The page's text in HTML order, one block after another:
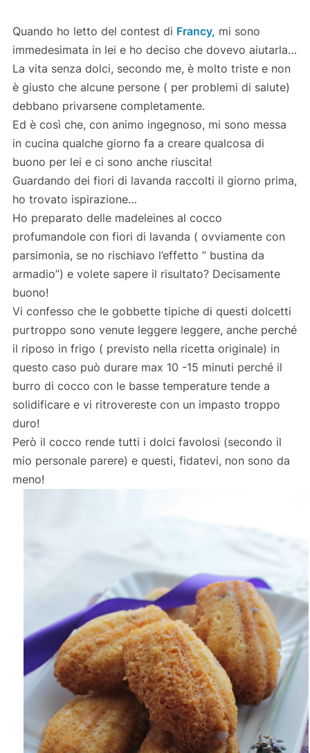
Quando ho letto del contest di Francy, mi sono
immedesimata in lei e ho deciso che dovevo aiutarla…
La vita senza dolci, secondo me, è molto triste e non
è giusto che alcune persone ( per problemi di salute)
debbano privarsene completamente.
Ed è così che, con animo ingegnoso, mi sono messa
in cucina qualche giorno fa a creare qualcosa di
buono per lei e ci sono anche riuscita!
Guardando dei fiori di lavanda raccolti il giorno prima,
ho trovato ispirazione…
Ho preparato delle madeleines al cocco
profumandole con fiori di lavanda ( ovviamente con
parsimonia, se no rischiavo l’effetto ” bustina da
armadio”) e volete sapere il risultato? Decisamente
buono!
Vi confesso che le gobbette tipiche di questi dolcetti
purtroppo sono venute leggere leggere, anche perché
il riposo in frigo ( previsto nella ricetta originale) in
questo caso può durare max 10 -15 minuti perché il
burro di cocco con le basse temperature tende a
solidificare e vi ritrovereste con un impasto troppo
duro!
Però il cocco rende tutti i dolci favolosi (secondo il
mio personale parere) e questi, fidatevi, non sono da
meno!